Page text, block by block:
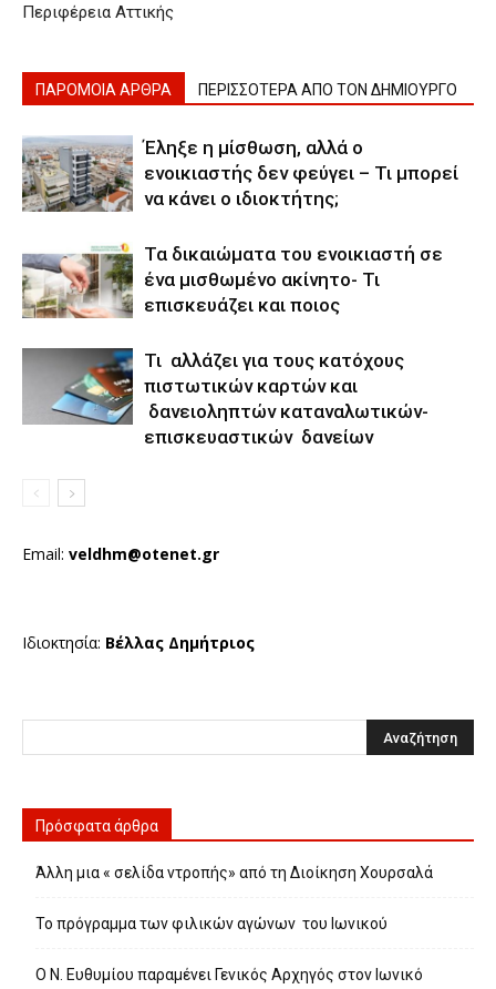
Περιφέρεια Αττικής
ΠΑΡΟΜΟΙΑ ΑΡΘΡΑ ΠΕΡΙΣΣΟΤΕΡΑ ΑΠΟ ΤΟΝ ΔΗΜΙΟΥΡΓΟ
Έληξε η μίσθωση, αλλά ο
ενοικιαστής δεν φεύγει – Τι μπορεί
να κάνει ο ιδιοκτήτης;
Τα δικαιώματα του ενοικιαστή σε
ένα μισθωμένο ακίνητο- Τι
επισκευάζει και ποιος
Τι αλλάζει για τους κατόχους
πιστωτικών καρτών και
δανειοληπτών καταναλωτικών-
επισκευαστικών δανείων
Email: veldhm@otenet.gr
Ιδιοκτησία: Βέλλας Δημήτριος
Πρόσφατα άρθρα
Άλλη μια « σελίδα ντροπής» από τη Διοίκηση Χουρσαλά
Το πρόγραμμα των φιλικών αγώνων του Ιωνικού
Ο Ν. Ευθυμίου παραμένει Γενικός Αρχηγός στον Ιωνικό